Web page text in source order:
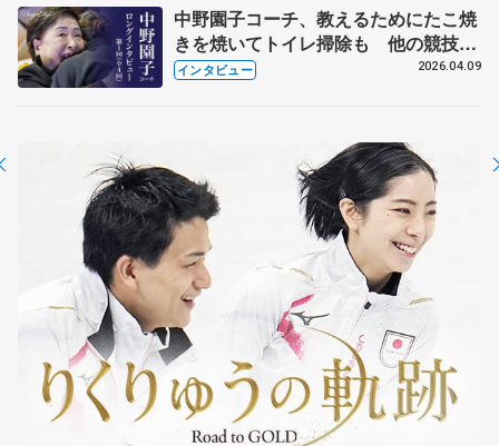
中野園子コーチ、教えるためにたこ焼
きを焼いてトイレ掃除も 他の競技に
も通用するという坂本花織の筋肉
インタビュー 2026.04.09